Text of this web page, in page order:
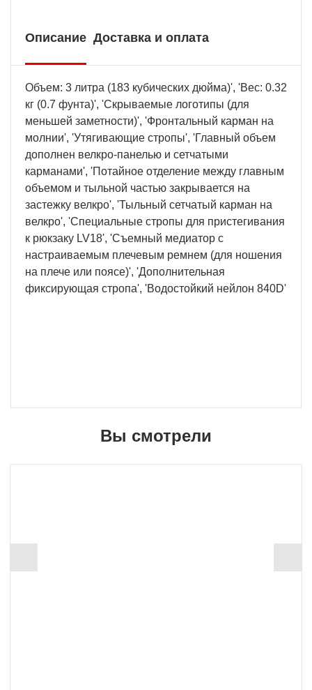
Описание Доставка и оплата
Объем: 3 литра (183 кубических дюйма)', 'Вес: 0.32
кг (0.7 фунта)', 'Скрываемые логотипы (для
меньшей заметности)', 'Фронтальный карман на
молнии', 'Утягивающие стропы', 'Главный объем
дополнен велкро-панелью и сетчатыми
карманами', 'Потайное отделение между главным
объемом и тыльной частью закрывается на
застежку велкро', 'Тыльный сетчатый карман на
велкро', 'Специальные стропы для пристегивания
к рюкзаку LV18', 'Съемный медиатор с
настраиваемым плечевым ремнем (для ношения
на плече или поясе)', 'Дополнительная
фиксирующая стропа', 'Водостойкий нейлон 840D'
Вы смотрели